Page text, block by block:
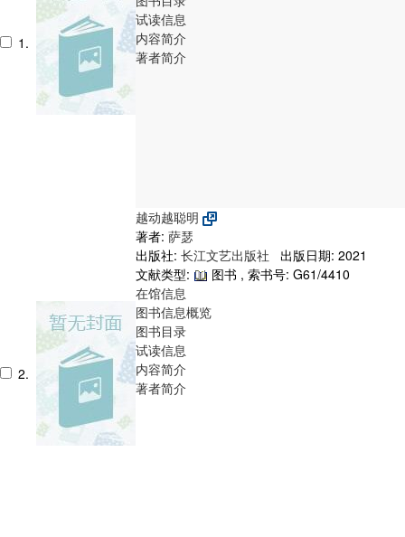
1.
试读信息
内容简介
著者简介
2.
越动越聪明
著者: 萨瑟
出版社: 长江文艺出版社
出版日期: 2021
文献类型:
图书 , 索书号: G61/4410
在馆信息
图书信息概览
图书目录
试读信息
内容简介
著者简介